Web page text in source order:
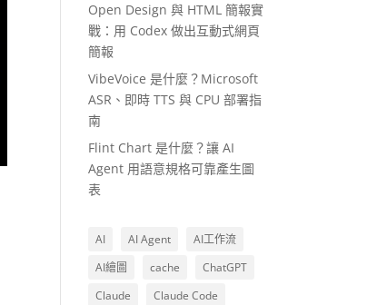
Open Design 與 HTML 簡報實
戰：用 Codex 做出互動式網頁
簡報
VibeVoice 是什麼？Microsoft
ASR、即時 TTS 與 CPU 部署指
南
Flint Chart 是什麼？讓 AI
Agent 用語意規格可靠產生圖
表
AI AI Agent
AI工作流
AI繪圖
cache
ChatGPT
Claude
Claude Code